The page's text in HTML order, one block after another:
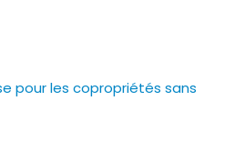
pour les copropriétés sans